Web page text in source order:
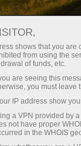
shows that you are
from using the
of funds, etc.
are seeing this
you must leave
IP address show
a VPN provided by
not have proper
in the WHOIS